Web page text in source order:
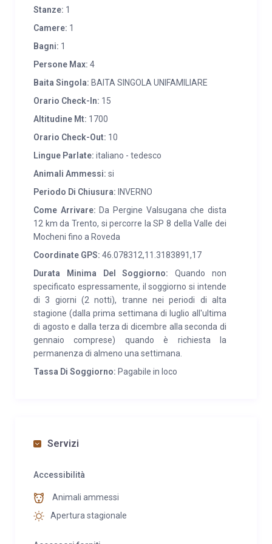
quali pietra e larice locali. Materiali utilizzati nel
rispetto delle tradizioni della nostra Valle per
SERVIZI:Cucina attrezzata con stoviglie e pentole
Forno elettrico Biancheria inclusa Lavatrice, tv, sdraio,
Stanze: 1
Camere: 1
Bagni: 1
Persone Max: 4
Baita Singola: BAITA SINGOLA UNIFAMILIARE
Orario Check-In: 15
Altitudine Mt: 1700
Orario Check-Out: 10
Lingue Parlate: italiano - tedesco
Animali Ammessi: si
Periodo Di Chiusura: INVERNO
Come Arrivare: Da Pergine Valsugana che dista
12 km da Trento, si percorre la SP 8 della Valle dei
Mocheni fino a Roveda
Coordinate GPS: 46.078312,11.3183891,17
Durata Minima Del Soggiorno: Quando non
specificato espressamente, il soggiorno si intende
di 3 giorni (2 notti), tranne nei periodi di alta
stagione (dalla prima settimana di luglio all'ultima
di agosto e dalla terza di dicembre alla seconda di
gennaio comprese) quando è richiesta la
permanenza di almeno una settimana.
Tassa Di Soggiorno: Pagabile in loco
Servizi
Accessibilità
Animali ammessi
Apertura stagionale